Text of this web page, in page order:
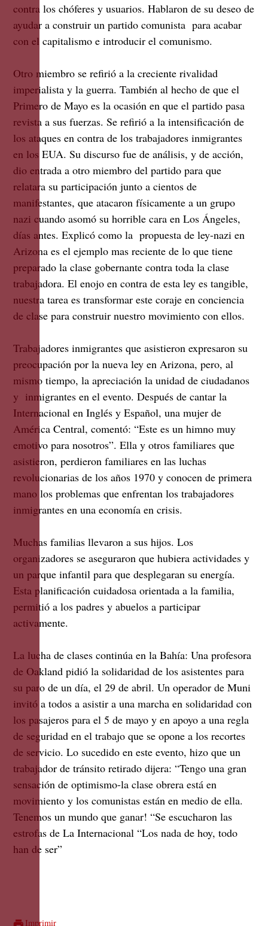
contra los chóferes y usuarios. Hablaron de su deseo de
ayudar a construir un partido comunista para acabar
con el capitalismo e introducir el comunismo.
Otro miembro se refirió a la creciente rivalidad
imperialista y la guerra. También al hecho de que el
Primero de Mayo es la ocasión en que el partido pasa
revista a sus fuerzas. Se refirió a la intensificación de
los ataques en contra de los trabajadores inmigrantes
en los EUA. Su discurso fue de análisis, y de acción,
dio entrada a otro miembro del partido para que
relatara su participación junto a cientos de
manifestantes, que atacaron físicamente a un grupo
nazi cuando asomó su horrible cara en Los Ángeles,
días antes. Explicó como la propuesta de ley-nazi en
Arizona es el ejemplo mas reciente de lo que tiene
preparado la clase gobernante contra toda la clase
trabajadora. El enojo en contra de esta ley es tangible,
nuestra tarea es transformar este coraje en conciencia
de clase para construir nuestro movimiento con ellos.
Trabajadores inmigrantes que asistieron expresaron su
preocupación por la nueva ley en Arizona, pero, al
mismo tiempo, la apreciación la unidad de ciudadanos
y inmigrantes en el evento. Después de cantar la
Internacional en Inglés y Español, una mujer de
América Central, comentó: “Este es un himno muy
emotivo para nosotros”. Ella y otros familiares que
asistieron, perdieron familiares en las luchas
revolucionarias de los años 1970 y conocen de primera
mano los problemas que enfrentan los trabajadores
inmigrantes en una economía en crisis.
Muchas familias llevaron a sus hijos. Los
organizadores se aseguraron que hubiera actividades y
un parque infantil para que desplegaran su energía.
Esta planificación cuidadosa orientada a la familia,
permitió a los padres y abuelos a participar
activamente.
La lucha de clases continúa en la Bahía: Una profesora
de Oakland pidió la solidaridad de los asistentes para
su paro de un día, el 29 de abril. Un operador de Muni
invitó a todos a asistir a una marcha en solidaridad con
los pasajeros para el 5 de mayo y en apoyo a una regla
de seguridad en el trabajo que se opone a los recortes
de servicio. Lo sucedido en este evento, hizo que un
trabajador de tránsito retirado dijera: “Tengo una gran
sensación de optimismo-la clase obrera está en
movimiento y los comunistas están en medio de ella.
Tenemos un mundo que ganar! “Se escucharon las
estrofas de La Internacional “Los nada de hoy, todo
han de ser”
Imprimir